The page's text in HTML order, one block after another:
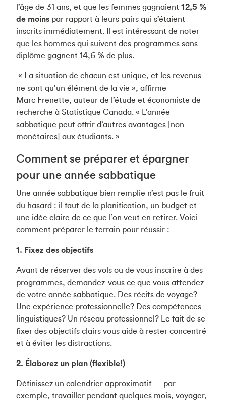
l’âge de 31 ans, et que les femmes gagnaient 12,5 %
de moins par rapport à leurs pairs qui s’étaient
inscrits immédiatement. Il est intéressant de noter
que les hommes qui suivent des programmes sans
diplôme gagnent 14,6 % de plus.
« La situation de chacun est unique, et les revenus
ne sont qu’un élément de la vie », affirme
Marc Frenette, auteur de l’étude et économiste de
recherche à Statistique Canada. « L’année
sabbatique peut offrir d’autres avantages [non
monétaires] aux étudiants. »
Comment se préparer et épargner
pour une année sabbatique
Une année sabbatique bien remplie n’est pas le fruit
du hasard : il faut de la planification, un budget et
une idée claire de ce que l’on veut en retirer. Voici
comment préparer le terrain pour réussir :
1. Fixez des objectifs
Avant de réserver des vols ou de vous inscrire à des
programmes, demandez-vous ce que vous attendez
de votre année sabbatique. Des récits de voyage?
Une expérience professionnelle? Des compétences
linguistiques? Un réseau professionnel? Le fait de se
fixer des objectifs clairs vous aide à rester concentré
et à éviter les distractions.
2. Élaborez un plan (flexible!)
Définissez un calendrier approximatif — par
exemple, travailler pendant quelques mois, voyager,